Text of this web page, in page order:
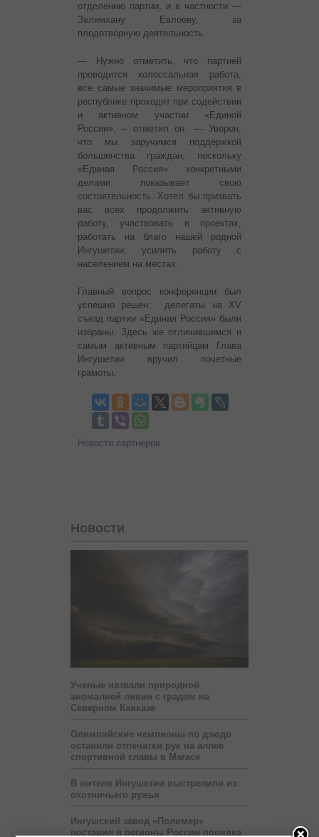
отделению партии, и в частности —
Зелимхану Евлоеву, за
плодотворную деятельность.
— Нужно отметить, что партией
проводится колоссальная работа,
все самые значимые мероприятия в
республике проходят при содействии
и активном участии «Единой
России», – отметил он. — Уверен,
что мы заручимся поддержкой
большинства граждан, поскольку
«Единая Россия» конкретными
делами показывает свою
состоятельность. Хотел бы призвать
вас всех продолжить активную
работу, участвовать в проектах,
работать на благо нашей родной
Ингушетии, усилить работу с
населением на местах.
Главный вопрос конференции был
успешно решен: делегаты на XV
съезд партии «Единая Россия» были
избраны. Здесь же отличившимся и
самым активным партийцам Глава
Ингушетии вручил почетные
грамоты.
Новости партнеров
Новости
Ученые назвали природной
аномалией ливни с градом на
Северном Кавказе
Олимпийские чемпионы по дзюдо
оставили отпечатки рук на аллее
спортивной славы в Магасе
В жителя Ингушетии выстрелили из
охотничьего ружья
Ингушский завод «Полимер»
поставил в регионы России порядка